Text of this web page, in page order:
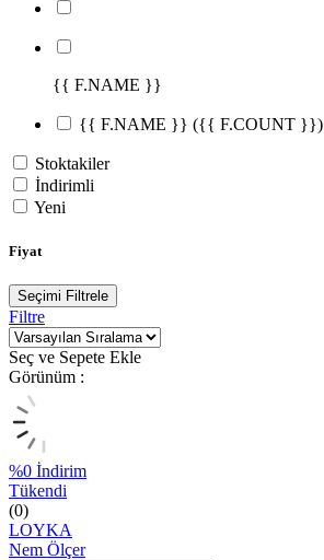
{{ F.NAME }}
{{ F.NAME }} ({{ F.COUNT }})
Stoktakiler
İndirimli
Yeni
Fiyat
Seçimi Filtrele
Filtre
Seç ve Sepete Ekle
Görünüm :
%0 İndirim
Tükendi
(0)
LOYKA
Nem Ölçer